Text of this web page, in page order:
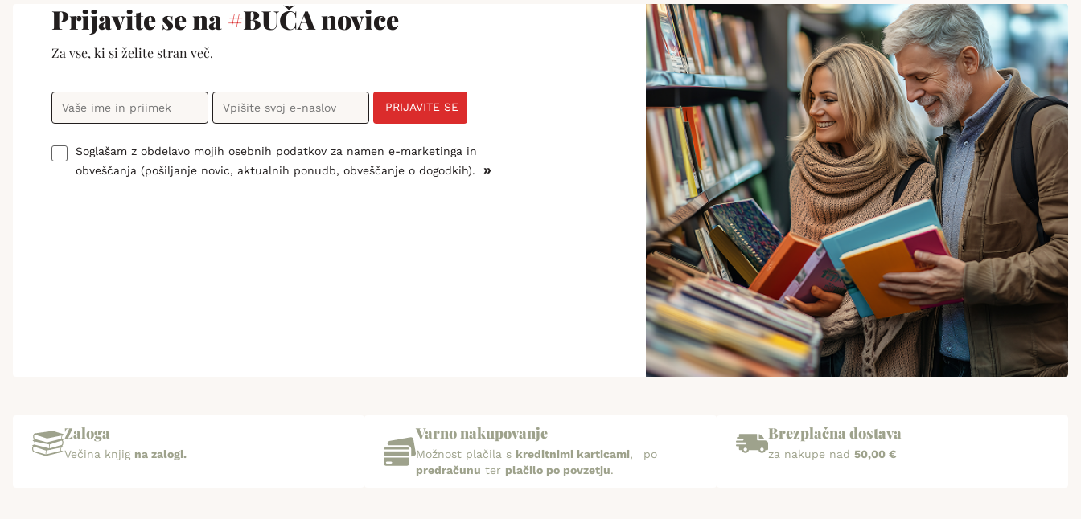
Prijavite se na#BUČA novice
Za vse, ki si želite stran več.
Soglašam z obdelavo mojih osebnih podatkov za namen e-marketinga in
obveščanja (pošiljanje novic, aktualnih ponudb, obveščanje o dogodkih).
»
PRIJAVITE SE
Zaloga
Večina knjig na zalogi.
Varno nakupovanje
Možnost plačila s kreditnimi karticami, po
predračunu ter plačilo po povzetju.
Brezplačna dostava
za nakupe nad 50,00 €